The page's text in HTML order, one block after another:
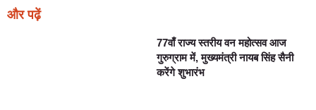
और पढ़ें
77वाँ राज्य स्तरीय वन महोत्सव आज
गुरुग्राम में, मुख्यमंत्री नायब सिंह सैनी
करेंगे शुभारंभ